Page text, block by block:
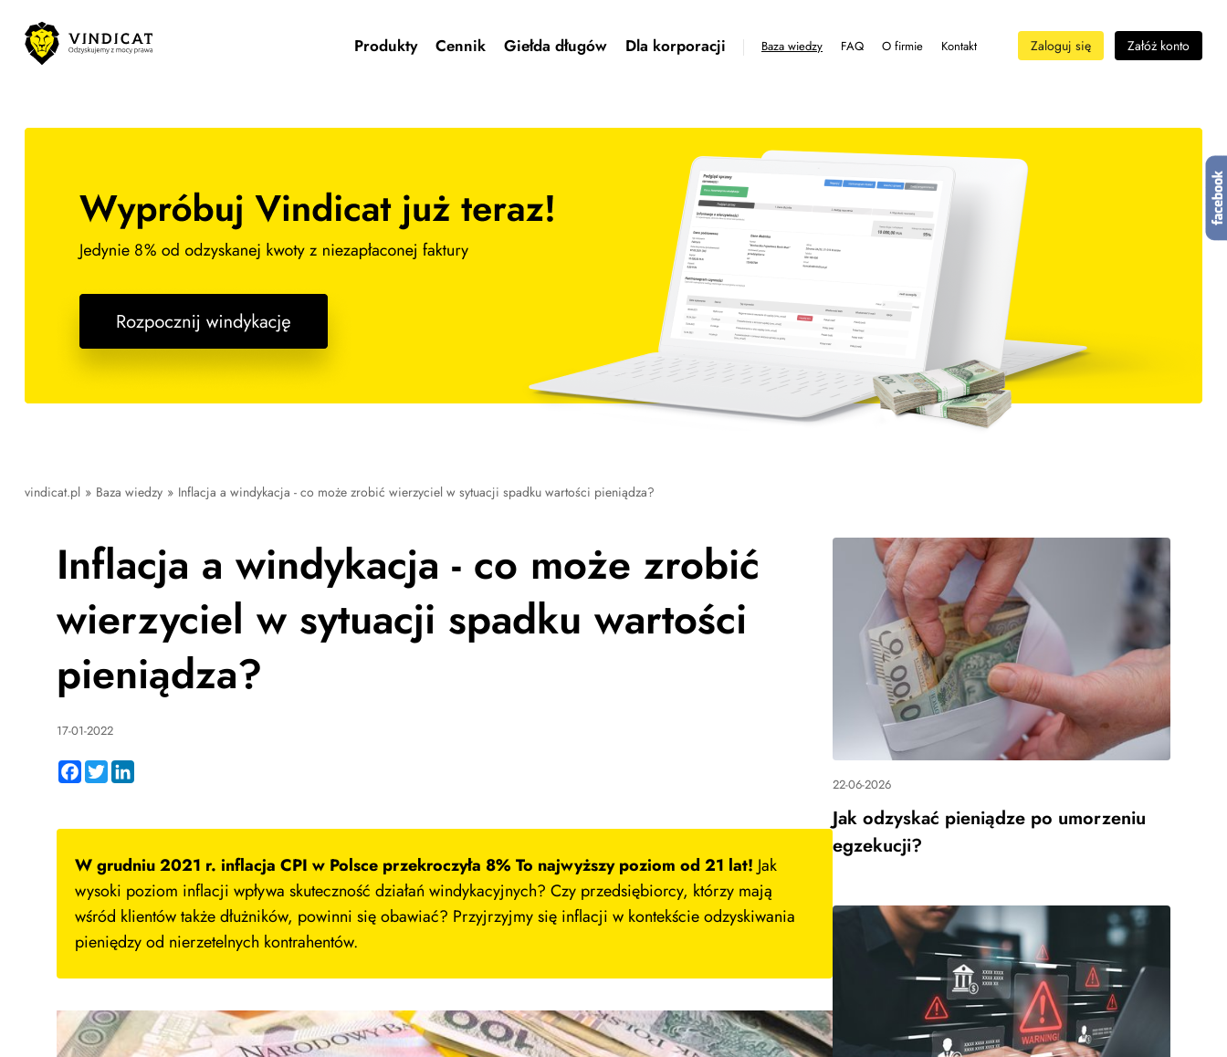
Produkty Cennik Giełda długów Dla korporacji Baza wiedzy FAQ O firmie Kontakt Zaloguj się Załóż konto
vindicat.pl » Baza wiedzy » Inflacja a windykacja - co może zrobić wierzyciel w sytuacji spadku wartości pieniądza?
Inflacja a windykacja - co może zrobić
wierzyciel w sytuacji spadku wartości
pieniądza?
17-01-2022
Facebook
Twitter
W grudniu 2021 r. inflacja CPI w Polsce przekroczyła 8% To najwyższy poziom od 21 lat! Jak
wysoki poziom inflacji wpływa skuteczność działań windykacyjnych? Czy przedsiębiorcy, którzy mają
wśród klientów także dłużników, powinni się obawiać? Przyjrzyjmy się inflacji w kontekście odzyskiwania
pieniędzy od nierzetelnych kontrahentów.
22-06-2026
Jak odzyskać pieniądze po umorzeniu
egzekucji?